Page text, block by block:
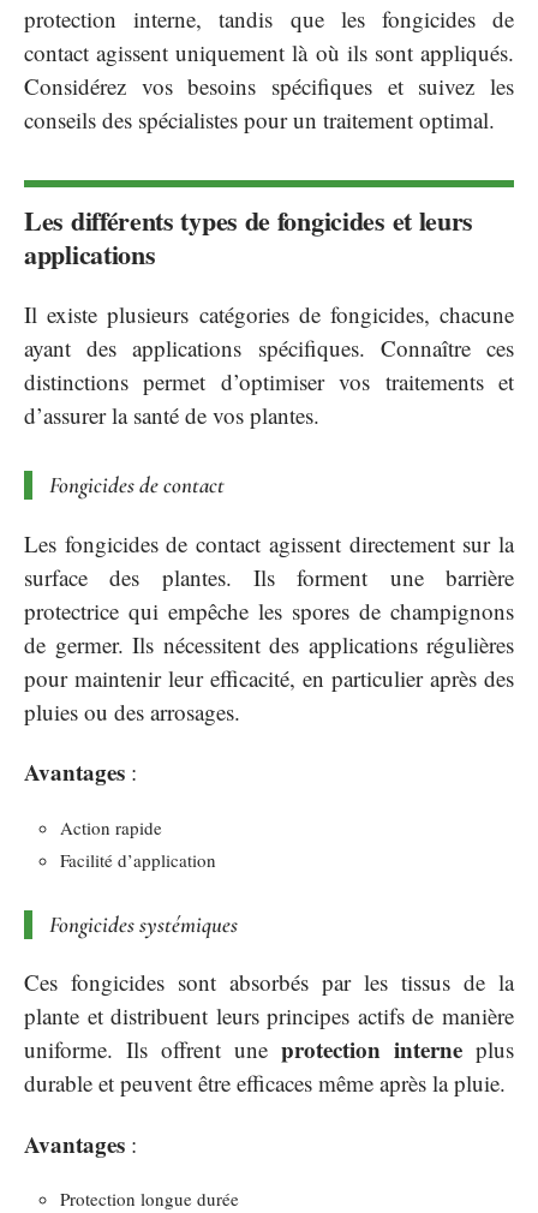
protection interne, tandis que les fongicides de
contact agissent uniquement là où ils sont appliqués.
Considérez vos besoins spécifiques et suivez les
conseils des spécialistes pour un traitement optimal.
Les différents types de fongicides et leurs
applications
Il existe plusieurs catégories de fongicides, chacune
ayant des applications spécifiques. Connaître ces
distinctions permet d’optimiser vos traitements et
d’assurer la santé de vos plantes.
Fongicides de contact
Les fongicides de contact agissent directement sur la
surface des plantes. Ils forment une barrière
protectrice qui empêche les spores de champignons
de germer. Ils nécessitent des applications régulières
pour maintenir leur efficacité, en particulier après des
pluies ou des arrosages.
Avantages :
Action rapide
Facilité d’application
Fongicides systémiques
Ces fongicides sont absorbés par les tissus de la
plante et distribuent leurs principes actifs de manière
uniforme. Ils offrent une protection interne plus
durable et peuvent être efficaces même après la pluie.
Avantages :
Protection longue durée